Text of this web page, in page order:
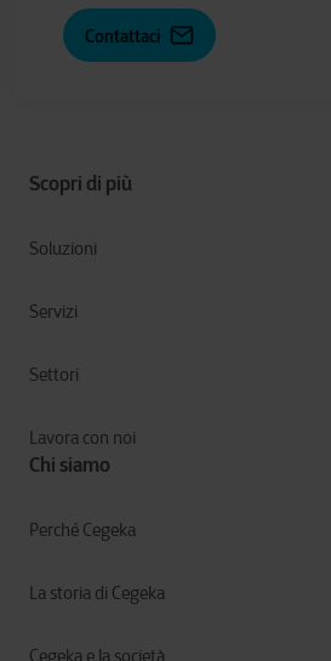
Scopri di più
Soluzioni
Servizi
Settori
Lavora con noi
Chi siamo
Perché Cegeka
La storia di Cegeka
Cegeka e la società
Contattaci